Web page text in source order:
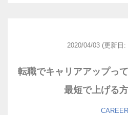
2020/04/03 (更新日:
転職でキャリアアップっ
最短で上げる方
CAREER